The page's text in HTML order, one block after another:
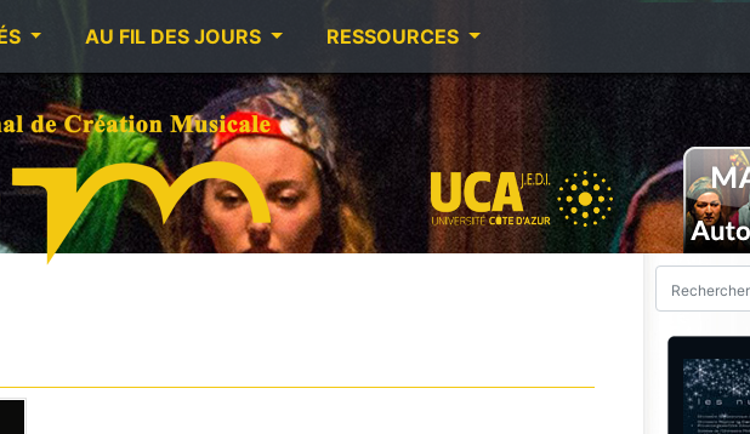
AU FIL DES JOURS RESSOURCES